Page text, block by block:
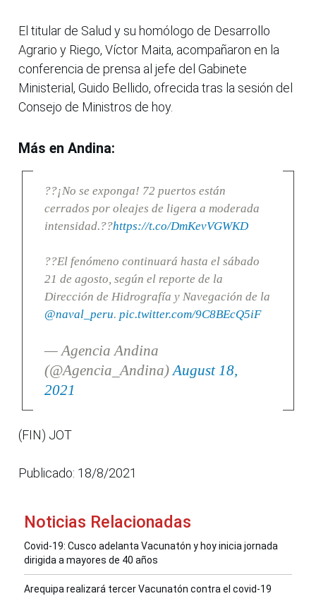
El titular de Salud y su homólogo de Desarrollo
Agrario y Riego, Víctor Maita, acompañaron en la
conferencia de prensa al jefe del Gabinete
Ministerial, Guido Bellido, ofrecida tras la sesión del
Consejo de Ministros de hoy.
Más en Andina:
??¡No se exponga! 72 puertos están
cerrados por oleajes de ligera a moderada
intensidad.??https://t.co/DmKevVGWKD
??El fenómeno continuará hasta el sábado
21 de agosto, según el reporte de la
Dirección de Hidrografía y Navegación de la
@naval_peru. pic.twitter.com/9C8BEcQ5iF
— Agencia Andina
(@Agencia_Andina) August 18,
2021
(FIN) JOT
Publicado: 18/8/2021
Noticias Relacionadas
Covid-19: Cusco adelanta Vacunatón y hoy inicia jornada
dirigida a mayores de 40 años
Arequipa realizará tercer Vacunatón contra el covid-19